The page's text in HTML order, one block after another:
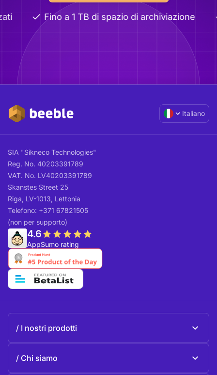
Fino a 1 TB di spazio di archiviazione
Italiano
SIA "Sikneco Technologies"
Reg. No. 40203391789
VAT. No. LV40203391789
Skanstes Street 25
Riga, LV-1013, Lettonia
Telefono: +371 67821505
(non per supporto)
4.6
AppSumo rating
I nostri prodotti
Chi siamo